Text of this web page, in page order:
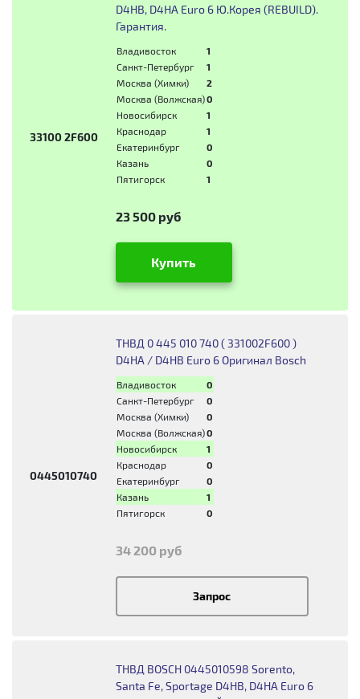
33100 2F600
D4HB, D4HA Euro 6 Ю.Корея (REBUILD).
Гарантия.
Владивосток
1
Санкт-Петербург
1
Москва (Химки)
2
Москва (Волжская)0
Новосибирск
1
Краснодар
1
Екатеринбург
0
Казань
0
Пятигорск
1
23 500 руб
Купить
0445010740
ТНВД 0 445 010 740 ( 331002F600 )
D4HA / D4HB Euro 6 Оригинал Bosch
Владивосток
0
Санкт-Петербург
0
Москва (Химки)
0
Москва (Волжская)0
Новосибирск
1
Краснодар
0
Екатеринбург
0
Казань
1
Пятигорск
0
34 200 руб
Запрос
ТНВД BOSCH 0445010598 Sorento,
Santa Fe, Sportage D4HB, D4HA Euro 6